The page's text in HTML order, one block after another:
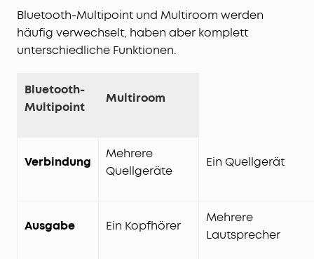
Bluetooth-Multipoint und Multiroom werden
häufig verwechselt, haben aber komplett
unterschiedliche Funktionen.
Bluetooth-
Multipoint
Multiroom
Verbindung
Mehrere
Quellgeräte
Ein Quellgerät
Ausgabe Ein Kopfhörer
Mehrere
Lautsprecher